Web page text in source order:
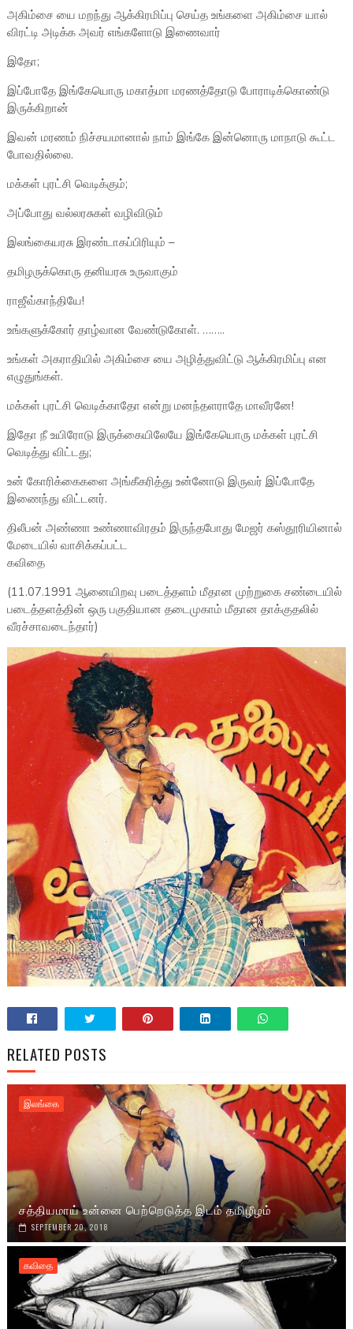
அகிம்சை யை மறந்து ஆக்கிரமிப்பு செய்த உங்களை அகிம்சை யால்
விரட்டி அடிக்க அவர் எங்களோடு இணைவார்
இதோ;
இப்போதே இங்கேயொரு மகாத்மா மரணத்தோடு போராடிக்கொண்டு
இருக்கிறான்
இவன் மரணம் நிச்சயமானால் நாம் இங்கே இன்னொரு மாநாடு கூட்ட
போவதில்லை.
மக்கள் புரட்சி வெடிக்கும்;
அப்போது வல்லரசுகள் வழிவிடும்
இலங்கையரசு இரண்டாகப்பிரியும் –
தமிழருக்கொரு தனியரசு உருவாகும்
ராஜீவ்காந்தியே!
உங்களுக்கோர் தாழ்வான வேண்டுகோள். ……..
உங்கள் அகராதியில் அகிம்சை யை அழித்துவிட்டு ஆக்கிரமிப்பு என
எழுதுங்கள்.
மக்கள் புரட்சி வெடிக்காதோ என்று மனந்தளராதே மாவீரனே!
இதோ நீ உயிரோடு இருக்கையிலேயே இங்கேயொரு மக்கள் புரட்சி
வெடித்து விட்டது;
உன் கோரிக்கைகளை அங்கீகரித்து உன்னோடு இருவர் இப்போதே
இணைந்து விட்டனர்.
திலீபன் அண்ணா உண்ணாவிரதம் இருந்தபோது மேஜர் கஸ்தூரியினால்
மேடையில் வாசிக்கப்பட்ட
கவிதை
(11.07.1991 ஆனையிறவு படைத்தளம் மீதான முற்றுகை சண்டையில்
படைத்தளத்தின் ஒரு பகுதியான தடைமுகாம் மீதான தாக்குதலில்
வீரச்சாவடைந்தார்)
RELATED POSTS
இலங்கை
சத்தியமாய் உன்னை பெற்றெடுத்த இடம் தமிழீழம்
SEPTEMBER 20, 2018
கவிதை